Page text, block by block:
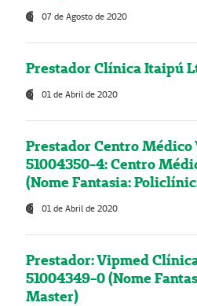
07 de Agosto de 2020
Prestador Clínica Itaipú
01 de Abril de 2020
Prestador Centro
51004350-4: Centro
(Nome Fantasia:
01 de Abril de 2020
Prestador: Vipmed
51004349-0 (Nome
Master)